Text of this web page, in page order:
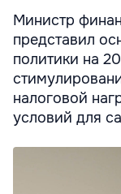
Министр
представил
политики на
налоговой
условий для